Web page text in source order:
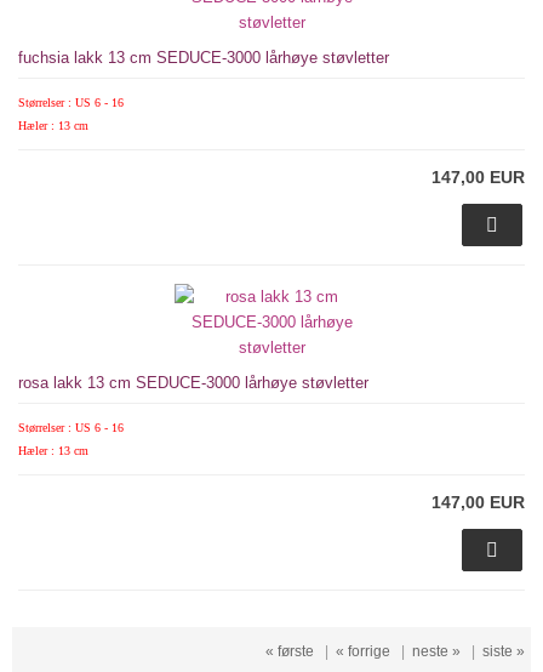
fuchsia lakk 13 cm SEDUCE-3000 lårhøye støvletter
Størrelser : US 6 - 16
Hæler : 13 cm
147,00 EUR
rosa lakk 13 cm SEDUCE-3000 lårhøye støvletter
Størrelser : US 6 - 16
Hæler : 13 cm
147,00 EUR
« første « forrige neste » siste »